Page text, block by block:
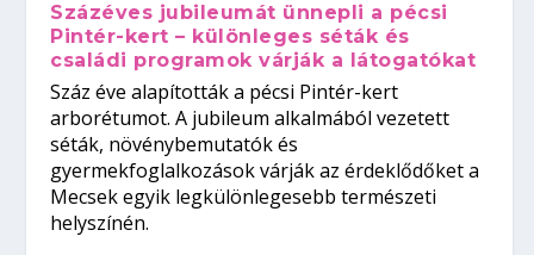
Százéves jubileumát ünnepli a pécsi
Pintér-kert – különleges séták és
családi programok várják a látogatókat
Száz éve alapították a pécsi Pintér-kert
arborétumot. A jubileum alkalmából vezetett
séták, növénybemutatók és
gyermekfoglalkozások várják az érdeklődőket a
Mecsek egyik legkülönlegesebb természeti
helyszínén.